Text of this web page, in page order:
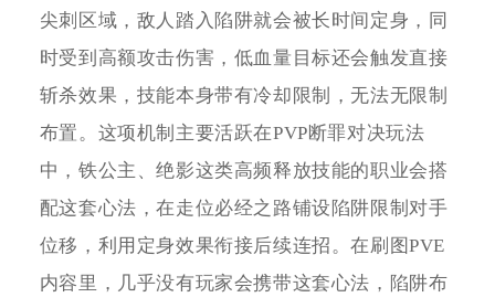
尖刺区域，敌人踏入陷阱就会被长时间定身，同
时受到高额攻击伤害，低血量目标还会触发直接
斩杀效果，技能本身带有冷却限制，无法无限制
布置。这项机制主要活跃在PVP断罪对决玩法
中，铁公主、绝影这类高频释放技能的职业会搭
配这套心法，在走位必经之路铺设陷阱限制对手
位移，利用定身效果衔接后续连招。在刷图PVE
内容里，几乎没有玩家会携带这套心法，陷阱布